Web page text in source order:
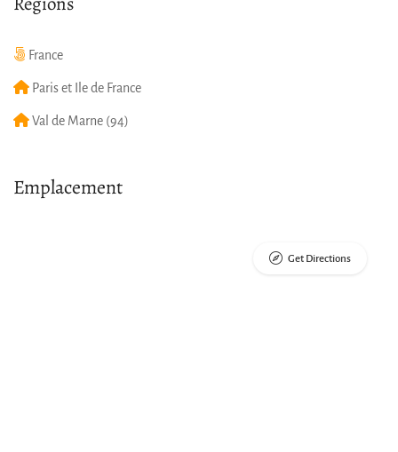
France
Paris et Ile de France
Val de Marne (94)
Emplacement
Get Directions